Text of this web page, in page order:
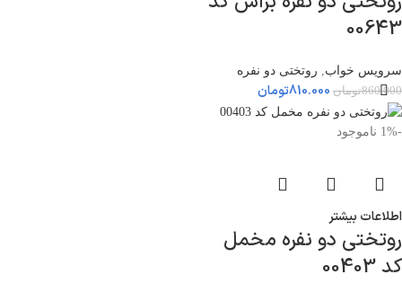
00643
سرویس خواب, روتختی دو نفره
860.000تومان 810.000تومان
-1% ناموجود
اطلاعات بیشتر
روتختی دو نفره مخمل
کد 00403